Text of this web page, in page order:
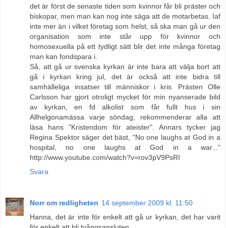
det är först de senaste tiden som kvinnor får bli präster och
biskopar, men man kan nog inte säga att de motarbetas. Iaf
inte mer än i vilket företag som helst, så ska man gå ur den
organisation som inte står upp för kvinnor och
homosexuella på ett tydligt sätt blir det inte många företag
man kan fondspara i.
Så, att gå ur svenska kyrkan är inte bara att välja bort att
gå i kyrkan kring jul, det är också att inte bidra till
samhälleliga insatser till människor i kris. Prästen Olle
Carlsson har gjort otroligt mycket för min nyanserade bild
av kyrkan, en fd alkolist som får fullt hus i sin
Allhelgonamässa varje söndag, rekommenderar alla att
läsa hans "Kristendom för ateister". Annars tycker jag
Regina Spektor säger det bäst, "No one laughs at God in a
hospital, no one laughs at God in a war..."
http://www.youtube.com/watch?v=rov3pV9PsRI
Svara
Norr om redligheten 14 september 2009 kl. 11:50
Hanna, det är inte för enkelt att gå ur kyrkan, det har varit